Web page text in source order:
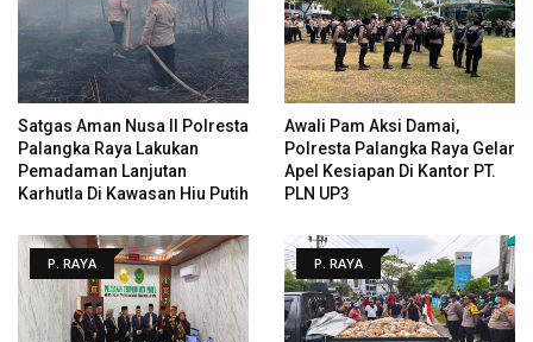
Satgas Aman Nusa II Polresta
Palangka Raya Lakukan
Pemadaman Lanjutan
Karhutla Di Kawasan Hiu Putih
Awali Pam Aksi Damai,
Polresta Palangka Raya Gelar
Apel Kesiapan Di Kantor PT.
PLN UP3
P. RAYA P. RAYA